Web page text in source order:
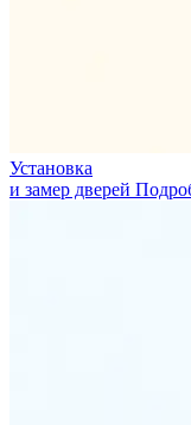
Установка
и замер дверей